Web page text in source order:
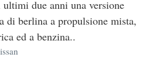
due anni una versione
di berlina a propulsione mista,
ed a benzina..